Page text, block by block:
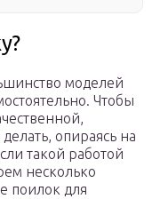
моделей
Чтобы
опираясь на
такой работой
несколько
поилок для